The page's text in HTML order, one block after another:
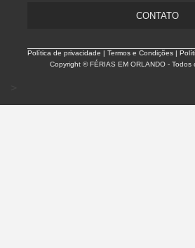
CONTATO
Política de privacidade |Termos e Condições |
Copyright © FÉRIAS EM ORLANDO - Todos